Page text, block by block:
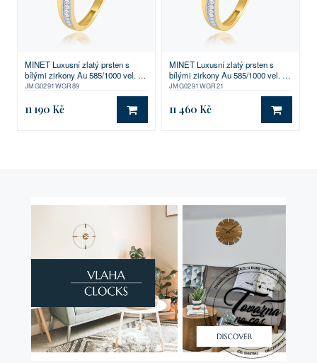
MINET Luxusní zlatý prsten s
bílými zirkony Au 585/1000 vel. 59
- 1,75g
JMG0291WGR89
11 190 Kč DO KOŠÍKU
MINET Luxusní zlatý prsten s
bílými zirkony Au 585/1000 vel. 61
- 1,75g
JMG0291WGR21
11 460 Kč DO